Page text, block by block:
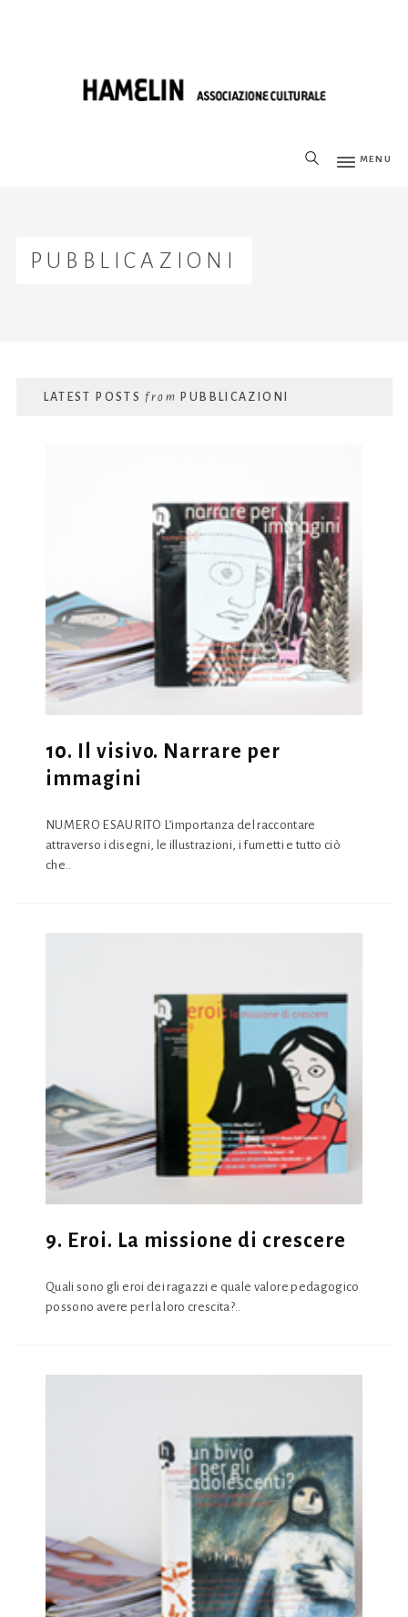
MENU
PUBBLICAZIONI
LATEST POSTSfrom PUBBLICAZIONI
10. Il visivo. Narrare per
immagini
NUMERO ESAURITO L’importanza del raccontare
attraverso i disegni, le illustrazioni, i fumetti e tutto ciò
che..
9. Eroi. La missione di crescere
Quali sono gli eroi dei ragazzi e quale valore pedagogico
possono avere per la loro crescita?..